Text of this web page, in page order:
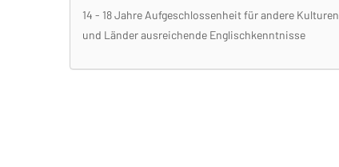
14 - 18 Jahre Aufgeschlossenheit für andere Kulturen
und Länder ausreichende Englischkenntnisse